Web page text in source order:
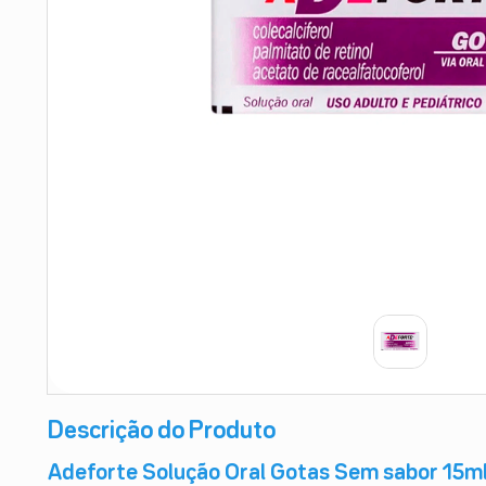
Descrição do Produto
Adeforte Solução Oral Gotas Sem sabor
9º
esmalte
10ºabsorvente